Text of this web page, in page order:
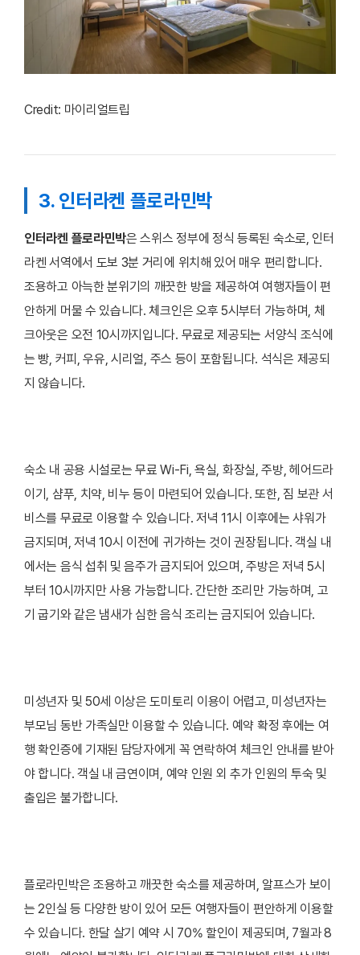
Credit: 마이리얼트립
3. 인터라켄 플로라민박
인터라켄 플로라민박은 스위스 정부에 정식 등록된 숙소로, 인터
라켄 서역에서 도보 3분 거리에 위치해 있어 매우 편리합니다.
조용하고 아늑한 분위기의 깨끗한 방을 제공하여 여행자들이 편
안하게 머물 수 있습니다. 체크인은 오후 5시부터 가능하며, 체
크아웃은 오전 10시까지입니다. 무료로 제공되는 서양식 조식에
는 빵, 커피, 우유, 시리얼, 주스 등이 포함됩니다. 석식은 제공되
지 않습니다.
숙소 내 공용 시설로는 무료 Wi-Fi, 욕실, 화장실, 주방, 헤어드라
이기, 샴푸, 치약, 비누 등이 마련되어 있습니다. 또한, 짐 보관 서
비스를 무료로 이용할 수 있습니다. 저녁 11시 이후에는 샤워가
금지되며, 저녁 10시 이전에 귀가하는 것이 권장됩니다. 객실 내
에서는 음식 섭취 및 음주가 금지되어 있으며, 주방은 저녁 5시
부터 10시까지만 사용 가능합니다. 간단한 조리만 가능하며, 고
기 굽기와 같은 냄새가 심한 음식 조리는 금지되어 있습니다.
미성년자 및 50세 이상은 도미토리 이용이 어렵고, 미성년자는
부모님 동반 가족실만 이용할 수 있습니다. 예약 확정 후에는 여
행 확인증에 기재된 담당자에게 꼭 연락하여 체크인 안내를 받아
야 합니다. 객실 내 금연이며, 예약 인원 외 추가 인원의 투숙 및
출입은 불가합니다.
플로라민박은 조용하고 깨끗한 숙소를 제공하며, 알프스가 보이
는 2인실 등 다양한 방이 있어 모든 여행자들이 편안하게 이용할
수 있습니다. 한달 살기 예약 시 70% 할인이 제공되며, 7월과 8